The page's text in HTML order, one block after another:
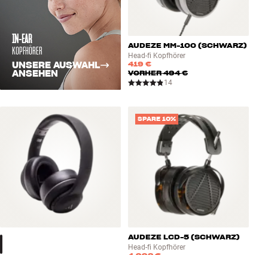
IN-EAR
KOPFHÖRER
UNSERE AUSWAHL
ANSEHEN
AUDEZE MM-100 (SCHWARZ)
Head-fi Kopfhörer
419 €
VORHER494 €
14
SPARE 10%
AUDEZE LCD-5 (SCHWARZ)
Head-fi Kopfhörer